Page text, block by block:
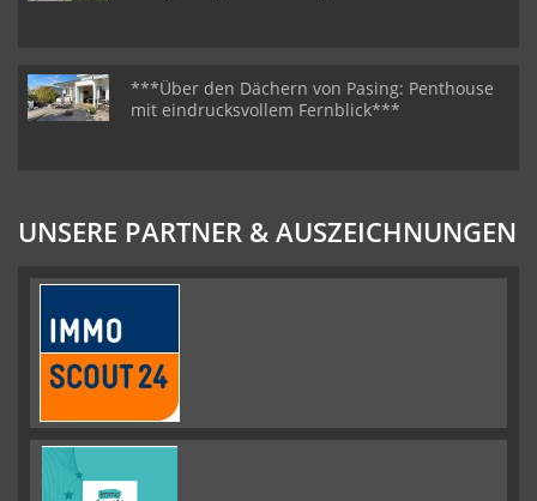
***Über den Dächern von Pasing: Penthouse
mit eindrucksvollem Fernblick***
UNSERE PARTNER & AUSZEICHNUNGEN